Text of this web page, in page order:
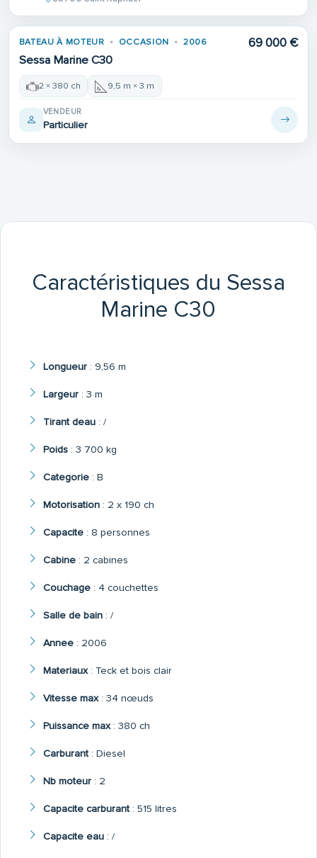
BATEAU À MOTEUR OCCASION 2006
Sessa Marine C30
69 000 €
2 × 380 ch 9,5 m × 3 m
VENDEUR
Particulier
Caractéristiques du Sessa
Marine C30
Longueur: 9,56 m
Largeur: 3 m
Tirant deau: /
Poids: 3 700 kg
Categorie: B
Motorisation: 2 x 190 ch
Capacite: 8 personnes
Cabine: 2 cabines
Couchage: 4 couchettes
Salle de bain: /
Annee: 2006
Materiaux: Teck et bois clair
Vitesse max: 34 nœuds
Puissance max: 380 ch
Carburant: Diesel
Nb moteur: 2
Capacite carburant: 515 litres
Capacite eau: /